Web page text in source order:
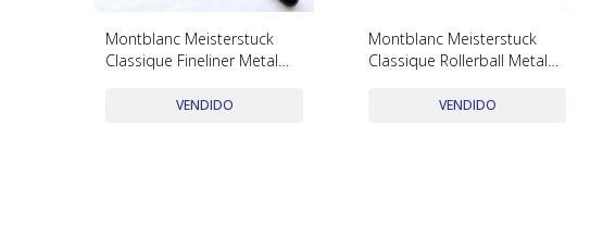
Montblanc Meisterstuck
Classique Fineliner Metal
VENDIDO
Montblanc Meisterstuck
Classique Rollerball Metal
VENDIDO